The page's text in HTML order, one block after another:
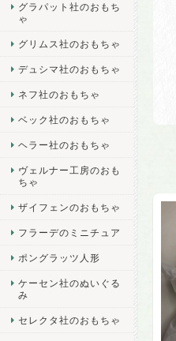
グラパット社のおもち
ゃ
グリムス社のおもちゃ
デュシマ社のおもちゃ
ネフ社のおもちゃ
ベック社のおもちゃ
ヘラー社のおもちゃ
ヴェルナー工房のおも
ちゃ
ザイフェンのおもちゃ
フラーデのミニチュア
ポングラッツ人形
ケーセン社のぬいぐる
み
セレクタ社のおもちゃ